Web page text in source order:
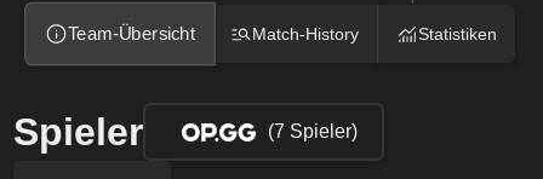
Team-Übersicht Match-History Statistiken
Spieler (7 Spieler)